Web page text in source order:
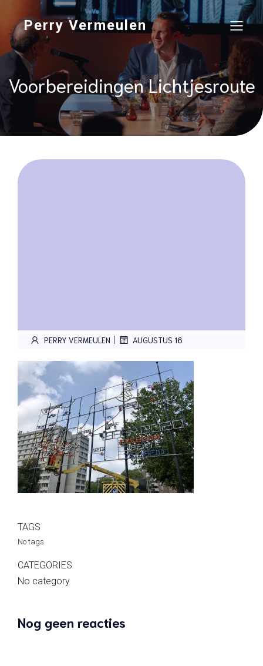
Perry Vermeulen
Voorbereidingen Lichtjesroute
PERRY VERMEULEN | AUGUSTUS 16
TAGS
No tags
CATEGORIES
No category
Nog geen reacties